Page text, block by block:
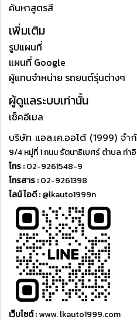
ค้นหาสูตรสี
เพิ่มเติม
รูปแผนที่
แผนที่ Google
ผู้แทนจำหน่าย รถยนต์รุ่นต่างๆ
ผู้ดูแลระบบเท่านั้น
เช็คอีเมล
บริษัท แอล.เค.ออโต้ (1999) จำ
9/4 หมู่ที่ 1 ถนน รัตนาธิเบศร์ ตำบล ท่า
โทร :02-9261548-9
โทรสาร :02-9261398
ไลน์ ไอดี :@lkauto1999n
เว็บไซต์ :www. lkauto1999.com